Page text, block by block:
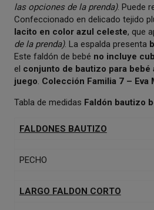
las opciones de la prenda). Puede
Confeccionado en delicado tejido
lacito en color azul celeste, que
de la prenda). La espalda presenta
Este faldón de bebé no incluye
el conjunto de bautizo para bebé
juego Colección Familia 7 – Eva
Tabla de medidas Faldón bautizo
FALDONES BAUTIZO
PECHO
LARGO FALDON CORTO